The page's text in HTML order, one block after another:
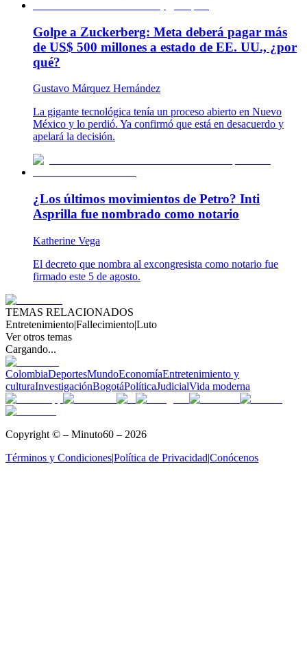
Golpe a Zuckerberg: Meta deberá pagar más
de US$ 500 millones a estado de EE. UU., ¿por
qué?
Gustavo Márquez Hernández
La gigante tecnológica tenía un proceso abierto en Nuevo
México y lo perdió. Ya confirmó que está en desacuerdo y
apelará la decisión.
¿Los últimos movimientos de Petro? Inti
Asprilla fue nombrado como notario
Katherine Vega
El decreto que nombra al excongresista como notario fue
firmado este 5 de agosto.
TEMAS RELACIONADOS
Entretenimiento|Fallecimiento|Luto
Ver otros temas
Cargando...
ColombiaDeportesMundoEconomíaEntretenimiento y
culturaInvestigaciónBogotáPolíticaJudicialVida moderna
Copyright © – Minuto60 – 2026
Términos y Condiciones|Política de Privacidad|Conócenos